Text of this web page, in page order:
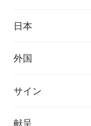
日本
外国
サイン
献呈